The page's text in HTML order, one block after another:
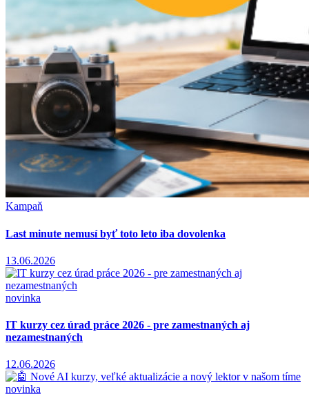
Kampaň
Last minute nemusí byť toto leto iba dovolenka
13.06.2026
novinka
IT kurzy cez úrad práce 2026 - pre zamestnaných aj
nezamestnaných
12.06.2026
novinka